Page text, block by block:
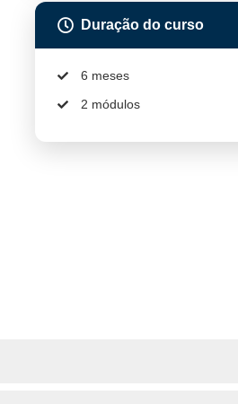
Duração do curso
6 meses
2 módulos